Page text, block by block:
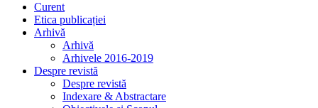
Curent
Etica publicației
Arhivă
Arhivă
Arhivele 2016-2019
Despre revistă
Despre revistă
Indexare & Abstractare